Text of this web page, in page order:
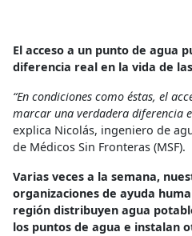
El acceso a un punto de agua
diferencia real en la vida de
“En condiciones como éstas, el
marcar una verdadera diferencia
explica Nicolás, ingeniero de
de Médicos Sin Fronteras (MSF).
Varias veces a la semana,
organizaciones de ayuda
región distribuyen agua
los puntos de agua e instalan